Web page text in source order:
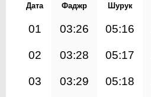
Дата Фаджр Шурук
01 03:26 05:16
02 03:28 05:17
03 03:29 05:18